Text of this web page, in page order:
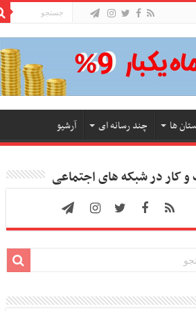
ها چند رسانه ای آرشیو
کار در شبکه های اجتماعی